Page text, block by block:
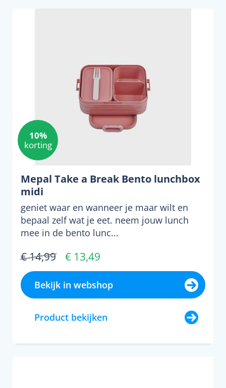
10%
korting
Mepal Take a Break Bento lunchbox
midi
geniet waar en wanneer je maar wilt en
bepaal zelf wat je eet. neem jouw lunch
mee in de bento lunc...
€ 14,99 € 13,49
Bekijk in webshop
Product bekijken